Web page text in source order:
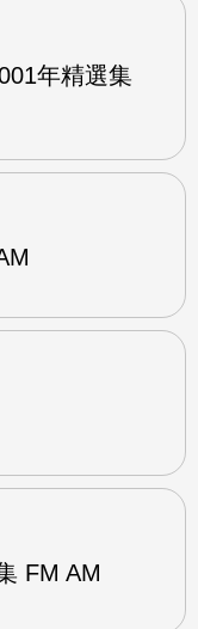
年精選集
FM AM